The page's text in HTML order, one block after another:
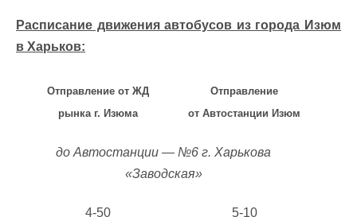
Расписание движения автобусов из города Изюм
в Харьков:
Отправление от ЖД
рынка г. Изюма
Отправление
от Автостанции Изюм
до Автостанции — №6 г. Харькова
«Заводская»
4-50 5-10